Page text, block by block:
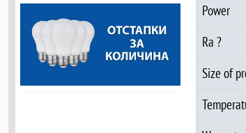
Power
Ra ?
Size of